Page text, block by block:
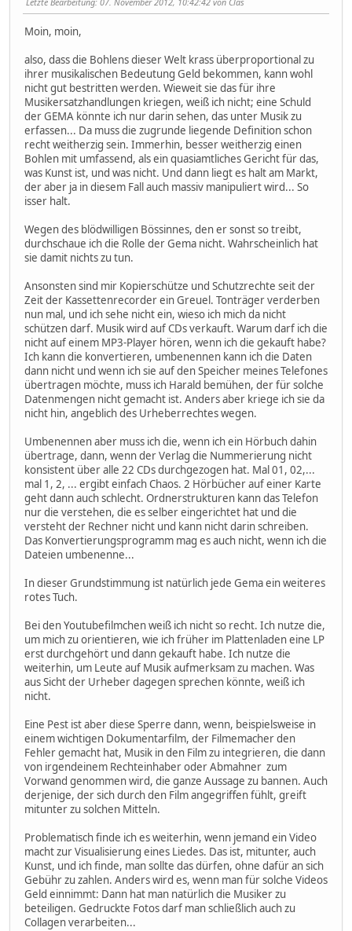
Moin, moin,
also, dass die Bohlens dieser Welt krass überproportional zu
ihrer musikalischen Bedeutung Geld bekommen, kann wohl
nicht gut bestritten werden. Wieweit sie das für ihre
Musikersatzhandlungen kriegen, weiß ich nicht; eine Schuld
der GEMA könnte ich nur darin sehen, das unter Musik zu
erfassen... Da muss die zugrunde liegende Definition schon
recht weitherzig sein. Immerhin, besser weitherzig einen
Bohlen mit umfassend, als ein quasiamtliches Gericht für das,
was Kunst ist, und was nicht. Und dann liegt es halt am Markt,
der aber ja in diesem Fall auch massiv manipuliert wird... So
isser halt.
Wegen des blödwilligen Bössinnes, den er sonst so treibt,
durchschaue ich die Rolle der Gema nicht. Wahrscheinlich hat
sie damit nichts zu tun.
Ansonsten sind mir Kopierschütze und Schutzrechte seit der
Zeit der Kassettenrecorder ein Greuel. Tonträger verderben
nun mal, und ich sehe nicht ein, wieso ich mich da nicht
schützen darf. Musik wird auf CDs verkauft. Warum darf ich die
nicht auf einem MP3-Player hören, wenn ich die gekauft habe?
Ich kann die konvertieren, umbenennen kann ich die Daten
dann nicht und wenn ich sie auf den Speicher meines Telefones
übertragen möchte, muss ich Harald bemühen, der für solche
Datenmengen nicht gemacht ist. Anders aber kriege ich sie da
nicht hin, angeblich des Urheberrechtes wegen.
Umbenennen aber muss ich die, wenn ich ein Hörbuch dahin
übertrage, dann, wenn der Verlag die Nummerierung nicht
konsistent über alle 22 CDs durchgezogen hat. Mal 01, 02,...
mal 1, 2, ... ergibt einfach Chaos. 2 Hörbücher auf einer Karte
geht dann auch schlecht. Ordnerstrukturen kann das Telefon
nur die verstehen, die es selber eingerichtet hat und die
versteht der Rechner nicht und kann nicht darin schreiben.
Das Konvertierungsprogramm mag es auch nicht, wenn ich die
Dateien umbenenne...
In dieser Grundstimmung ist natürlich jede Gema ein weiteres
rotes Tuch.
Bei den Youtubefilmchen weiß ich nicht so recht. Ich nutze die,
um mich zu orientieren, wie ich früher im Plattenladen eine LP
erst durchgehört und dann gekauft habe. Ich nutze die
weiterhin, um Leute auf Musik aufmerksam zu machen. Was
aus Sicht der Urheber dagegen sprechen könnte, weiß ich
nicht.
Eine Pest ist aber diese Sperre dann, wenn, beispielsweise in
einem wichtigen Dokumentarfilm, der Filmemacher den
Fehler gemacht hat, Musik in den Film zu integrieren, die dann
von irgendeinem Rechteinhaber oder Abmahner zum
Vorwand genommen wird, die ganze Aussage zu bannen. Auch
derjenige, der sich durch den Film angegriffen fühlt, greift
mitunter zu solchen Mitteln.
Problematisch finde ich es weiterhin, wenn jemand ein Video
macht zur Visualisierung eines Liedes. Das ist, mitunter, auch
Kunst, und ich finde, man sollte das dürfen, ohne dafür an sich
Gebühr zu zahlen. Anders wird es, wenn man für solche Videos
Geld einnimmt: Dann hat man natürlich die Musiker zu
beteiligen. Gedruckte Fotos darf man schließlich auch zu
Collagen verarbeiten...